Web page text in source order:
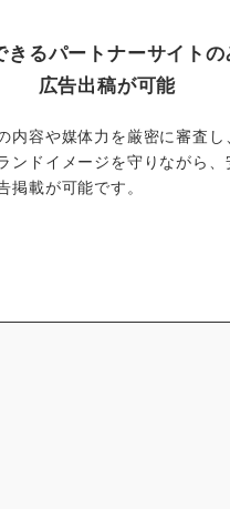
きるパートナーサイト
広告出稿が可能
内容や媒体力を厳密に審査し
ンドイメージを守りながら、
掲載が可能です。